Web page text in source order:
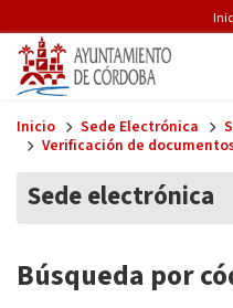
Inicio Sede Electrónica
Verificación de
Sede electrónica
Búsqueda por